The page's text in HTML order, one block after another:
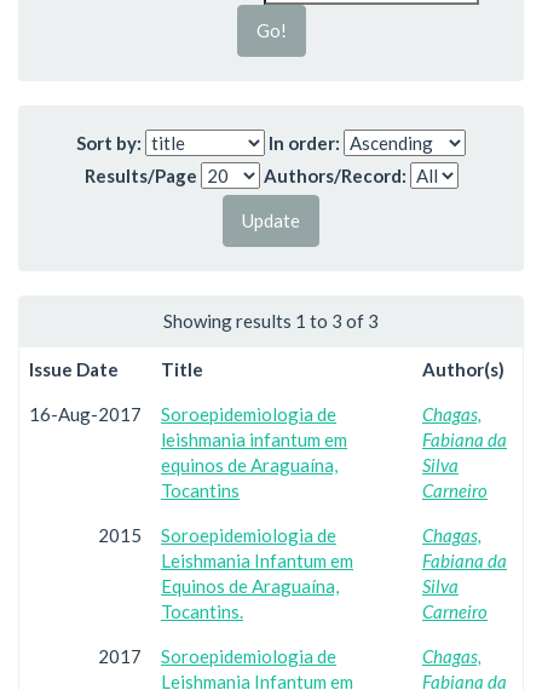
Sort by:
In order:
Results/Page
Authors/Record:
Showing results 1 to 3 of 3
Issue Date Title Author(s)
16-Aug-2017
Soroepidemiologia de
leishmania infantum em
equinos de Araguaína,
Tocantins
Chagas,
Fabiana da
Silva
Carneiro
2015
Soroepidemiologia de
Leishmania Infantum em
Equinos de Araguaína,
Tocantins.
Chagas,
Fabiana da
Silva
Carneiro
2017
Soroepidemiologia de
Leishmania Infantum em
Chagas,
Fabiana da